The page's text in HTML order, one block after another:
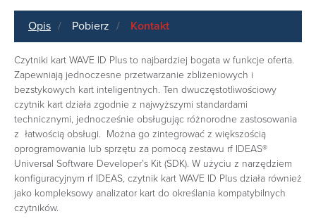
Opis Pobierz Kontakt
Czytniki kart WAVE ID Plus to najbardziej bogata w funkcje oferta.
Zapewniają jednoczesne przetwarzanie zbliżeniowych i
bezstykowych kart inteligentnych. Ten dwuczęstotliwościowy
czytnik kart działa zgodnie z najwyższymi standardami
technicznymi, jednocześnie obsługując różnorodne zastosowania
z łatwością obsługi. Można go zintegrować z większością
oprogramowania lub sprzętu za pomocą zestawu rf IDEAS®
Universal Software Developer’s Kit (SDK). W użyciu z narzędziem
konfiguracyjnym rf IDEAS, czytnik kart WAVE ID Plus działa również
jako kompleksowy analizator kart do określania kompatybilnych
czytników.